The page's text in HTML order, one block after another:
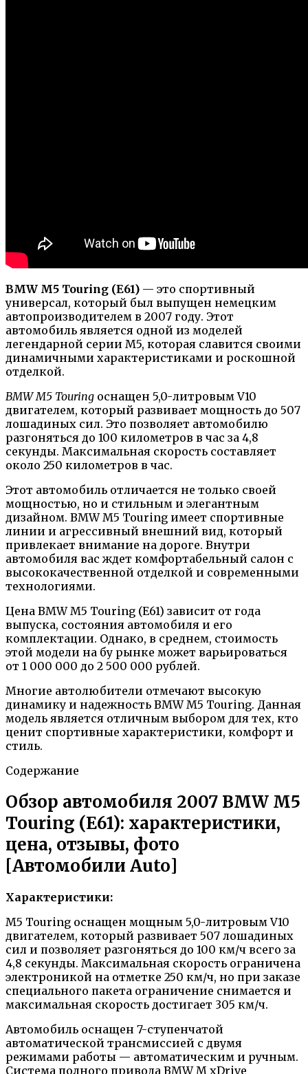
BMW M5 Touring (E61) — это спортивный
универсал, который был выпущен немецким
автопроизводителем в 2007 году. Этот
автомобиль является одной из моделей
легендарной серии M5, которая славится своими
динамичными характеристиками и роскошной
отделкой.
BMW M5 Touring оснащен 5,0-литровым V10
двигателем, который развивает мощность до 507
лошадиных сил. Это позволяет автомобилю
разгоняться до 100 километров в час за 4,8
секунды. Максимальная скорость составляет
около 250 километров в час.
Этот автомобиль отличается не только своей
мощностью, но и стильным и элегантным
дизайном. BMW M5 Touring имеет спортивные
линии и агрессивный внешний вид, который
привлекает внимание на дороге. Внутри
автомобиля вас ждет комфортабельный салон с
высококачественной отделкой и современными
технологиями.
Цена BMW M5 Touring (E61) зависит от года
выпуска, состояния автомобиля и его
комплектации. Однако, в среднем, стоимость
этой модели на бу рынке может варьироваться
от 1 000 000 до 2 500 000 рублей.
Многие автолюбители отмечают высокую
динамику и надежность BMW M5 Touring. Данная
модель является отличным выбором для тех, кто
ценит спортивные характеристики, комфорт и
стиль.
Содержание
Обзор автомобиля 2007 BMW M5
Touring (E61): характеристики,
цена, отзывы, фото
[Автомобили Auto]
Характеристики:
М5 Touring оснащен мощным 5,0-литровым V10
двигателем, который развивает 507 лошадиных
сил и позволяет разгоняться до 100 км/ч всего за
4,8 секунды. Максимальная скорость ограничена
электроникой на отметке 250 км/ч, но при заказе
специального пакета ограничение снимается и
максимальная скорость достигает 305 км/ч.
Автомобиль оснащен 7-ступенчатой
автоматической трансмиссией с двумя
режимами работы — автоматическим и ручным.
Система полного привода BMW M xDrive